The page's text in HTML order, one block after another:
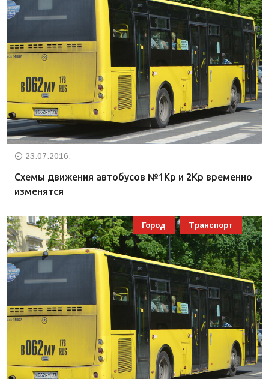
23.07.2016.
Схемы движения автобусов №1Кр и 2Кр временно
изменятся
Город Транспорт